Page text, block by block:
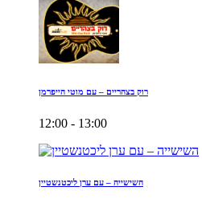
רוק בצהריים – עם מוטי הייפרמן
12:00 - 13:00
השישייה – עם ערן ליכטנשטיין